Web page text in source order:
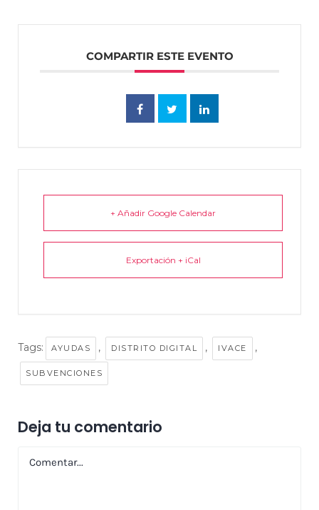
COMPARTIR ESTE EVENTO
+ Añadir Google Calendar
Exportación + iCal
Tags: AYUDAS , DISTRITO DIGITAL , IVACE ,
SUBVENCIONES
Deja tu comentario
Comentar